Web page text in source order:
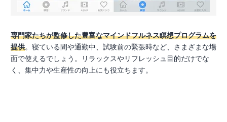
専門家たちが監修した豊富なマインドフルネス瞑想プログラムを
提供。寝ている間や通勤中、試験前の緊張時など、さまざまな場
面で使えるでしょう。リラックスやリフレッシュ目的だけでな
く、集中力や生産性の向上にも役立ちます。